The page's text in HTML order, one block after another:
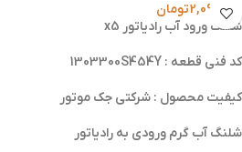
2,090,000تومان
شلنگ ورود آب رادياتور x5
کد فنی قطعه : 1303300S454Y
کیفیت محصول : شرکتی جک موتور
شلنگ آب گرم ورودی به رادیاتور